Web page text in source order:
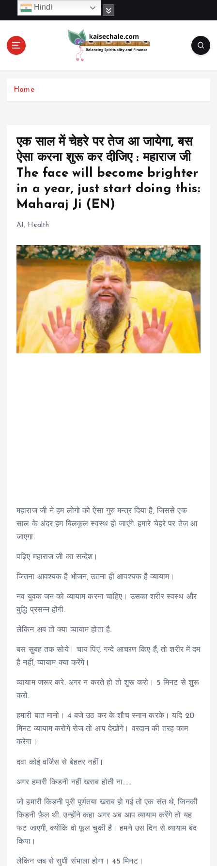
c
Home
एक साल में चेहरे पर तेज आ जायेगा, बस
ऐसा करना शुरू कर दीजिए : महाराज जी
The face will become brighter
in a year, just start doing this:
Maharaj Ji (EN)
AI, Health
महाराज जी ने हम लोगो को ऐसा गुरु मन्त्र दिया है, जिससे एक
साल के अंदर हम बिलकुल स्वस्थ हो जाएंगे. हमारे चेहरे पर तेज आ
जाएगा.
पढ़िए महाराज जी का सन्देश।
जितना आवश्यक है भोजन, उतना ही आवश्यक है व्यायाम।
नव युवक जन को व्यायाम करना चाहिए। उसका शरीर स्वस्थ और
बुद्धि प्रसन्न होगी.
लेकिन अब तो क्या व्यायाम होता है.
बस सुबह तक सोये। चाय पिए. गन्दे आचरण किए हैं, तो शरीर में दम
है नहीं, व्यायाम क्या करेंगे।
व्यायाम जरूर करे. अगर न करते हो तो शुरू करो। 5 मिनट से शुरू
करो.
हमारी बात मानो। 4 बजे उठ कर के शौच स्नान करके। यदि 20
मिनट व्यायाम करोगे रोज तो आप देखोगे। वरदान की तरह काम
करेगा।
दवा कोई वर्जिस से बेहतर नहीं।
अगर हमारी किडनी नहीं खराब होती ना……
जो हमारी किडनी पूरी पूर्णतया खराब हो गई तो एक संत थे, जिनकी
किडनी फ़ैल थी. उन्होंने कहा अगर अब आप व्यायाम करेंगे तो यह
फट जाएगी, क्योंकि वो फूल चुकी है। हमने उस दिन से व्यायाम बंद
किया।
लेकिन जब से सुधी संभाला होगा। 45 मिनट।
Hindi